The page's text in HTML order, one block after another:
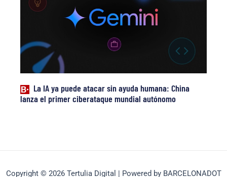
La IA ya puede atacar sin ayuda humana: China
lanza el primer ciberataque mundial autónomo
Copyright © 2026 Tertulia Digital | Powered by BARCELONADOT